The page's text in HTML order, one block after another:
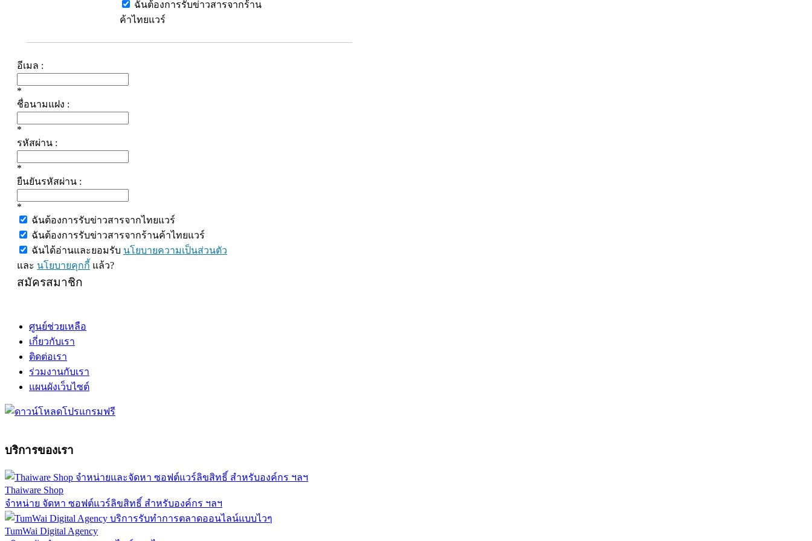
ฉันต้องการรับข่าวสารจากร้าน
ค้าไทยแวร์
อีเมล :
*
ชื่อนามแฝง :
*
รหัสผ่าน :
*
ยืนยันรหัสผ่าน :
*
ฉันต้องการรับข่าวสารจากไทยแวร์
ฉันต้องการรับข่าวสารจากร้านค้าไทยแวร์
ฉันได้อ่านและยอมรับ นโยบายความเป็นส่วนตัว
และ นโยบายคุกกี้ แล้ว?
สมัครสมาชิก
ศูนย์ช่วยเหลือ
เกี่ยวกับเรา
ติดต่อเรา
ร่วมงานกับเรา
แผนผังเว็บไซต์
บริการของเรา
Thaiware Shop
จำหน่าย จัดหา ซอฟต์แวร์ลิขสิทธิ์ สำหรับองค์กร ฯลฯ
TumWai Digital Agency